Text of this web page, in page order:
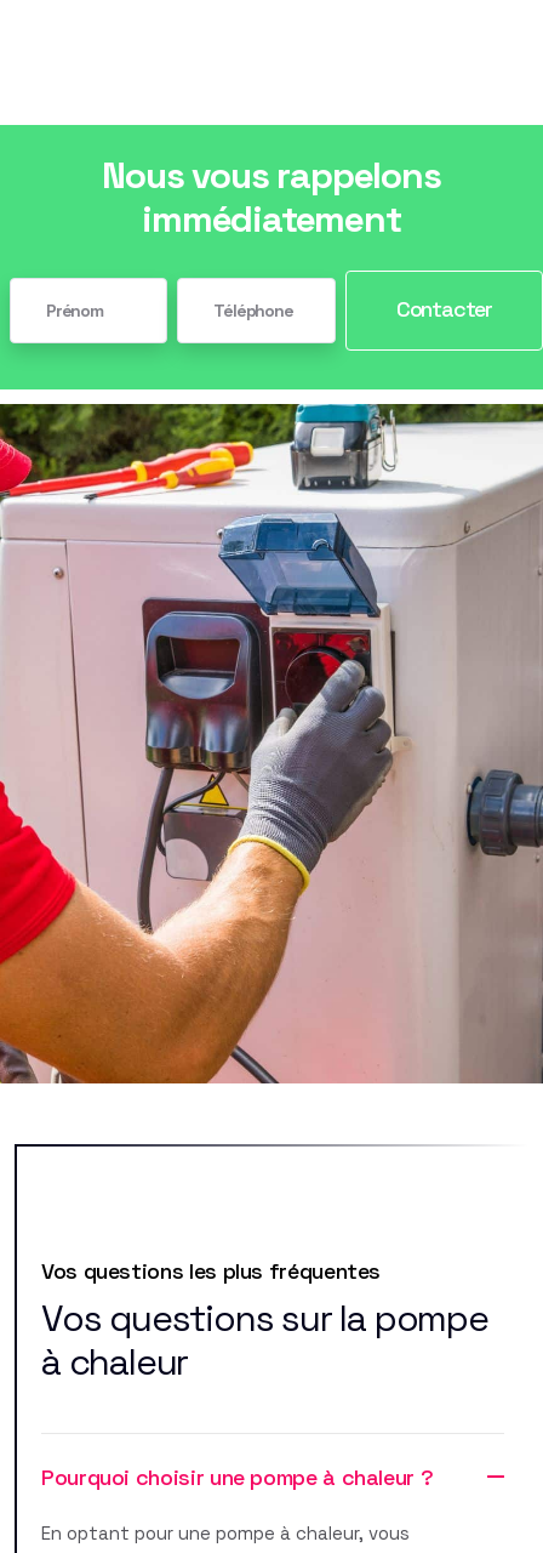
Nous vous rappelons
immédiatement
Contacter
Vos questions les plus fréquentes
Vos questions sur la pompe
à chaleur
Pourquoi choisir une pompe à chaleur ?
En optant pour une pompe à chaleur, vous